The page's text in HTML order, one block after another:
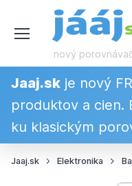
nový
Jaaj.sk je nový
produktov a cien.
ku klasickým
Jaaj.sk Elektronika